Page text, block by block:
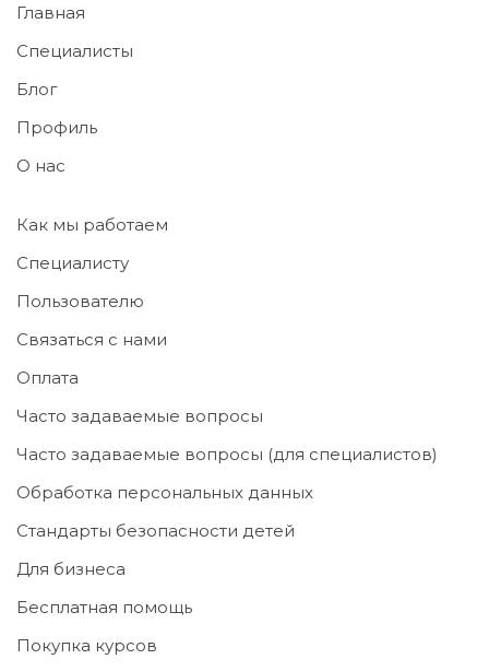
Главная
Специалисты
Блог
Профиль
О нас
Как мы работаем
Специалисту
Пользователю
Связаться с нами
Оплата
Часто задаваемые вопросы
Часто задаваемые вопросы (для специалистов)
Обработка персональных данных
Стандарты безопасности детей
Для бизнеса
Бесплатная помощь
Покупка курсов